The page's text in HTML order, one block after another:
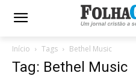
Início Tags Bethel Music
Tag: Bethel Music